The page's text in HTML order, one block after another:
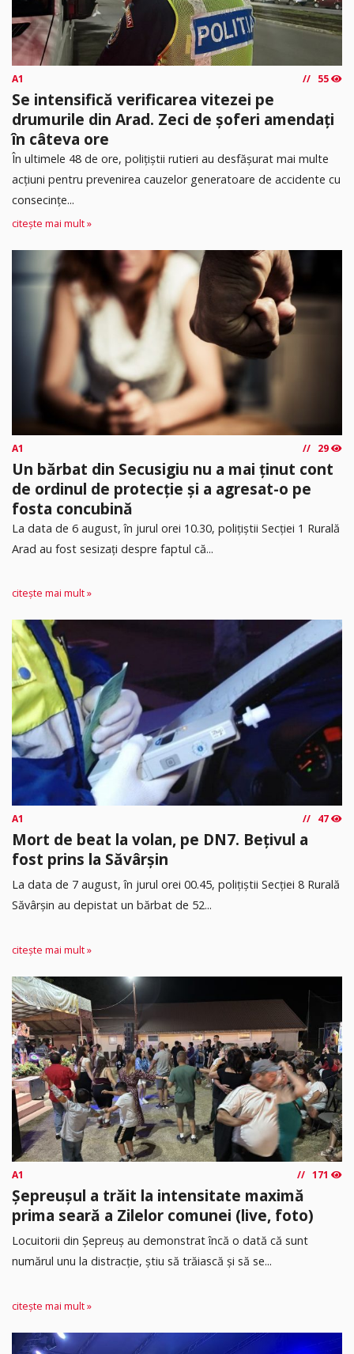
A1 55
Se intensifică verificarea vitezei pe
drumurile din Arad. Zeci de șoferi amendați
în câteva ore
În ultimele 48 de ore, polițiștii rutieri au desfășurat mai multe
acțiuni pentru prevenirea cauzelor generatoare de accidente cu
consecințe...
citește mai mult »
A1 29
Un bărbat din Secusigiu nu a mai ținut cont
de ordinul de protecție și a agresat-o pe
fosta concubină
​La data de 6 august, în jurul orei 10.30, polițiștii Secției 1 Rurală
Arad au fost sesizați despre faptul că...
citește mai mult »
A1 47
Mort de beat la volan, pe DN7. Bețivul a
fost prins la Săvârșin
​La data de 7 august, în jurul orei 00.45, polițiștii Secției 8 Rurală
Săvârșin au depistat un bărbat de 52...
citește mai mult »
A1 171
Șepreușul a trăit la intensitate maximă
prima seară a Zilelor comunei (live, foto)
Locuitorii din Șepreuș au demonstrat încă o dată că sunt
numărul unu la distracție, știu să trăiască și să se...
citește mai mult »